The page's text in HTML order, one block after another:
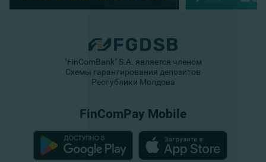
"FinComBank" S.A. является членом
Схемы гарантирования депозитов
Республики Молдова
FinComPay Mobile